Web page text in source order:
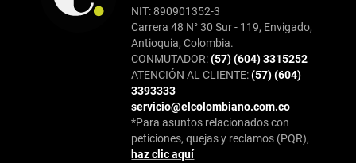
NIT: 890901352-3
Carrera 48 N° 30 Sur - 119, Envigado,
Antioquia, Colombia.
CONMUTADOR:(57) (604) 3315252
ATENCIÓN AL CLIENTE:(57) (604)
3393333
servicio@elcolombiano.com.co
*Para asuntos relacionados con
peticiones, quejas y reclamos (PQR),
haz clic aquí